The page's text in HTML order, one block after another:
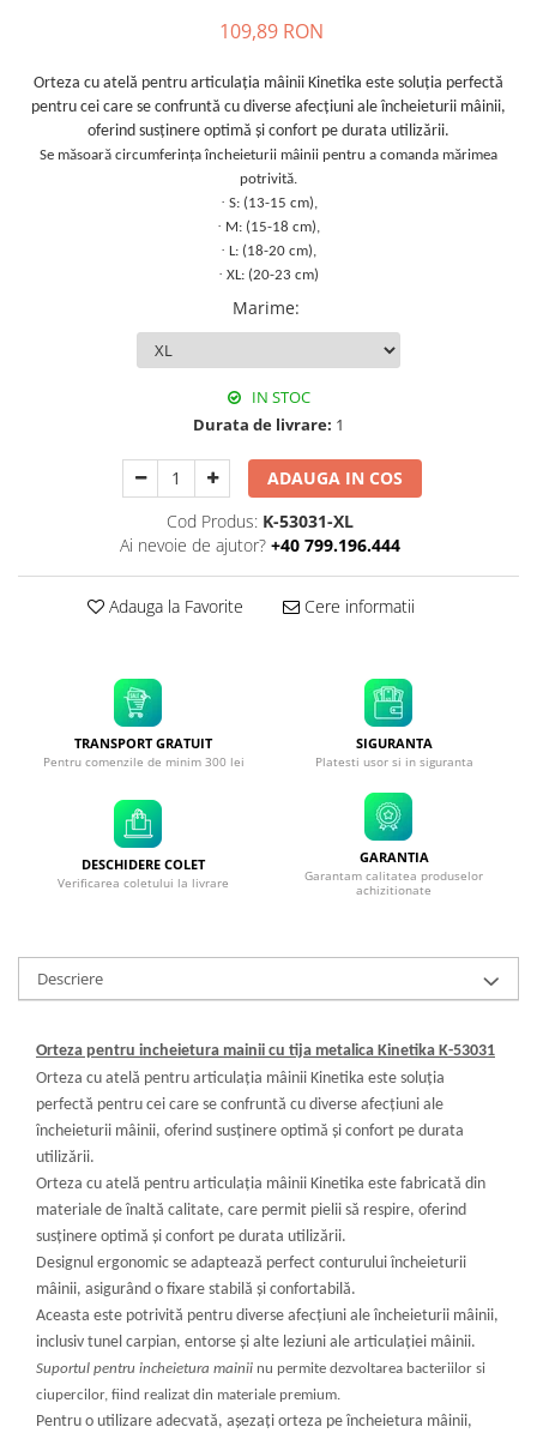
109,89 RON
Orteza cu atelă pentru articulația mâinii Kinetika este soluția perfectă
pentru cei care se confruntă cu diverse afecțiuni ale încheieturii mâinii,
oferind susținere optimă și confort pe durata utilizării.
Se măsoară circumferința încheieturii mâinii pentru a comanda mărimea
potrivită.
· S: (13-15 cm),
· M: (15-18 cm),
· L: (18-20 cm),
· XL: (20-23 cm)
Marime:
IN STOC
Durata de livrare: 1
ADAUGA IN COS
Cod Produs: K-53031-XL
Ai nevoie de ajutor? +40 799.196.444
Adauga la Favorite Cere informatii
TRANSPORT GRATUIT
Pentru comenzile de minim 300 lei
SIGURANTA
Platesti usor si in siguranta
DESCHIDERE COLET
Verificarea coletului la livrare
GARANTIA
Garantam calitatea produselor
achizitionate
Descriere
Orteza pentru incheietura mainii cu tija metalica Kinetika K-53031
Orteza cu atelă pentru articulația mâinii Kinetika este soluția
perfectă pentru cei care se confruntă cu diverse afecțiuni ale
încheieturii mâinii, oferind susținere optimă și confort pe durata
utilizării.
Orteza cu atelă pentru articulația mâinii Kinetika este fabricată din
materiale de înaltă calitate, care permit pielii să respire, oferind
susținere optimă și confort pe durata utilizării.
Designul ergonomic se adaptează perfect conturului încheieturii
mâinii, asigurând o fixare stabilă și confortabilă.
Aceasta este potrivită pentru diverse afecțiuni ale încheieturii mâinii,
inclusiv tunel carpian, entorse și alte leziuni ale articulației mâinii.
Suportul pentru incheietura mainii nu permite dezvoltarea bacteriilor si
ciupercilor, fiind realizat din materiale premium.
Pentru o utilizare adecvată, așezați orteza pe încheietura mâinii,